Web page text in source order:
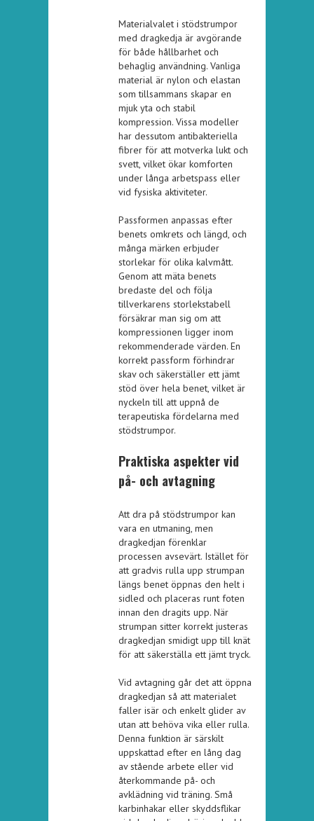
Materialvalet i stödstrumpor
med dragkedja är avgörande
för både hållbarhet och
behaglig användning. Vanliga
material är nylon och elastan
som tillsammans skapar en
mjuk yta och stabil
kompression. Vissa modeller
har dessutom antibakteriella
fibrer för att motverka lukt och
svett, vilket ökar komforten
under långa arbetspass eller
vid fysiska aktiviteter.
Passformen anpassas efter
benets omkrets och längd, och
många märken erbjuder
storlekar för olika kalvmått.
Genom att mäta benets
bredaste del och följa
tillverkarens storlekstabell
försäkrar man sig om att
kompressionen ligger inom
rekommenderade värden. En
korrekt passform förhindrar
skav och säkerställer ett jämt
stöd över hela benet, vilket är
nyckeln till att uppnå de
terapeutiska fördelarna med
stödstrumpor.
Praktiska aspekter vid
på- och avtagning
Att dra på stödstrumpor kan
vara en utmaning, men
dragkedjan förenklar
processen avsevärt. Istället för
att gradvis rulla upp strumpan
längs benet öppnas den helt i
sidled och placeras runt foten
innan den dragits upp. När
strumpan sitter korrekt justeras
dragkedjan smidigt upp till knät
för att säkerställa ett jämt tryck.
Vid avtagning går det att öppna
dragkedjan så att materialet
faller isär och enkelt glider av
utan att behöva vika eller rulla.
Denna funktion är särskilt
uppskattad efter en lång dag
av stående arbete eller vid
återkommande på- och
avklädning vid träning. Små
karbinhakar eller skyddsflikar